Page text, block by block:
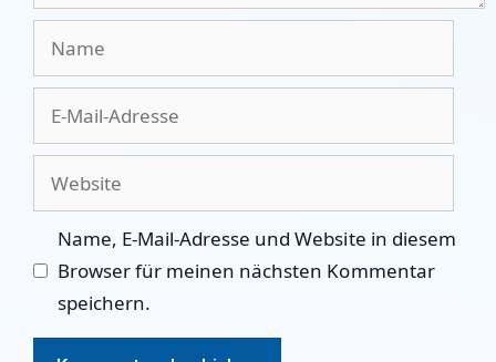
Name, E-Mail-Adresse und Website in diesem
Browser für meinen nächsten Kommentar
speichern.